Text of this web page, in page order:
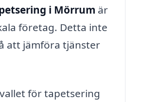
i Mörrum är
företag. Detta inte
att jämföra tjänster
för tapetsering